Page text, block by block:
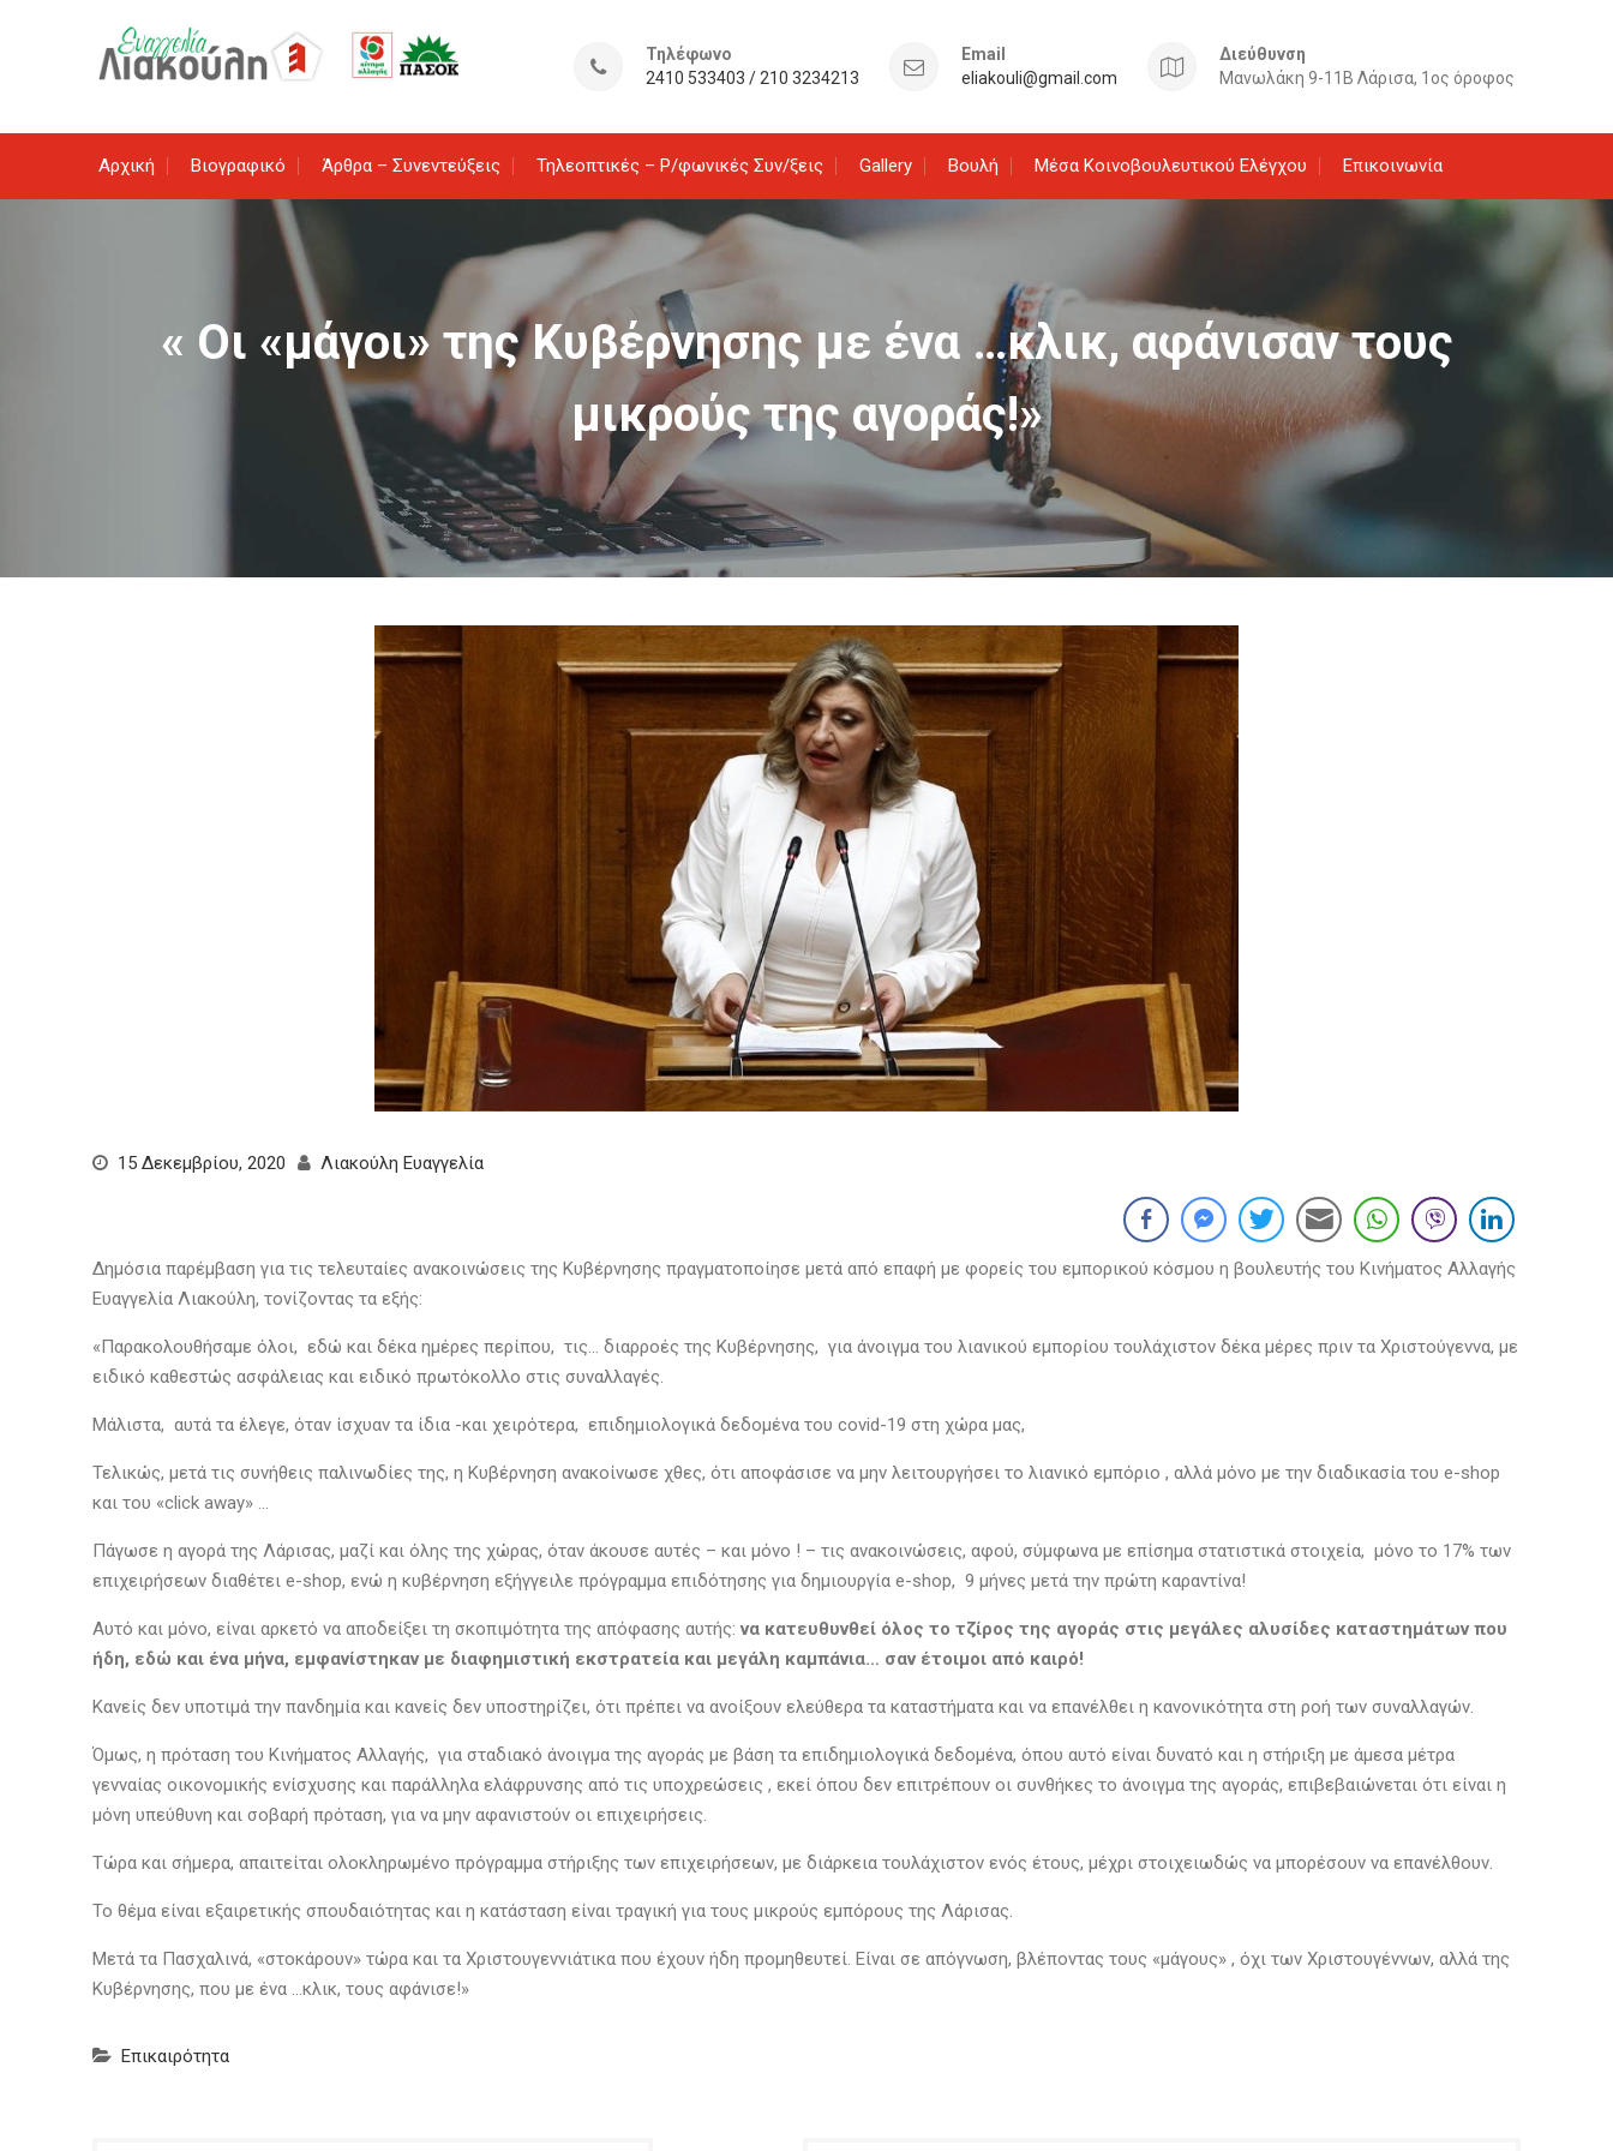
Τηλέφωνο
2410 533403 / 210 3234213
Email
eliakouli@gmail.com
Διεύθυνση
Μανωλάκη 9-11Β Λάρισα, 1ος όροφος
Αρχική Βιογραφικό Άρθρα – Συνεντεύξεις Τηλεοπτικές – Ρ/φωνικές Συν/ξεις Gallery Βουλή Μέσα Κοινοβουλευτικού Ελέγχου Επικοινωνία
« Οι «μάγοι» της Κυβέρνησης με ένα …κλικ, αφάνισαν τους
μικρούς της αγοράς!»
15 Δεκεμβρίου, 2020 Λιακούλη Ευαγγελία
Δημόσια παρέμβαση για τις τελευταίες ανακοινώσεις της Κυβέρνησης πραγματοποίησε μετά από επαφή με φορείς του εμπορικού κόσμου η βουλευτής του Κινήματος Αλλαγής
Ευαγγελία Λιακούλη, τονίζοντας τα εξής:
«Παρακολουθήσαμε όλοι, εδώ και δέκα ημέρες περίπου, τις… διαρροές της Κυβέρνησης, για άνοιγμα του λιανικού εμπορίου τουλάχιστον δέκα μέρες πριν τα Χριστούγεννα, με
ειδικό καθεστώς ασφάλειας και ειδικό πρωτόκολλο στις συναλλαγές.
Μάλιστα, αυτά τα έλεγε, όταν ίσχυαν τα ίδια -και χειρότερα, επιδημιολογικά δεδομένα του covid-19 στη χώρα μας,
Τελικώς, μετά τις συνήθεις παλινωδίες της, η Κυβέρνηση ανακοίνωσε χθες, ότι αποφάσισε να μην λειτουργήσει το λιανικό εμπόριο , αλλά μόνο με την διαδικασία του e-shop
και του «click away» …
Πάγωσε η αγορά της Λάρισας, μαζί και όλης της χώρας, όταν άκουσε αυτές – και μόνο ! – τις ανακοινώσεις, αφού, σύμφωνα με επίσημα στατιστικά στοιχεία, μόνο το 17% των
επιχειρήσεων διαθέτει e-shop, ενώ η κυβέρνηση εξήγγειλε πρόγραμμα επιδότησης για δημιουργία e-shop, 9 μήνες μετά την πρώτη καραντίνα!
Αυτό και μόνο, είναι αρκετό να αποδείξει τη σκοπιμότητα της απόφασης αυτής:να κατευθυνθεί όλος το τζίρος της αγοράς στις μεγάλες αλυσίδες καταστημάτων που
ήδη, εδώ και ένα μήνα, εμφανίστηκαν με διαφημιστική εκστρατεία και μεγάλη καμπάνια… σαν έτοιμοι από καιρό!
Κανείς δεν υποτιμά την πανδημία και κανείς δεν υποστηρίζει, ότι πρέπει να ανοίξουν ελεύθερα τα καταστήματα και να επανέλθει η κανονικότητα στη ροή των συναλλαγών.
Όμως, η πρόταση του Κινήματος Αλλαγής, για σταδιακό άνοιγμα της αγοράς με βάση τα επιδημιολογικά δεδομένα, όπου αυτό είναι δυνατό και η στήριξη με άμεσα μέτρα
γενναίας οικονομικής ενίσχυσης και παράλληλα ελάφρυνσης από τις υποχρεώσεις , εκεί όπου δεν επιτρέπουν οι συνθήκες το άνοιγμα της αγοράς, επιβεβαιώνεται ότι είναι η
μόνη υπεύθυνη και σοβαρή πρόταση, για να μην αφανιστούν οι επιχειρήσεις.
Τώρα και σήμερα, απαιτείται ολοκληρωμένο πρόγραμμα στήριξης των επιχειρήσεων, με διάρκεια τουλάχιστον ενός έτους, μέχρι στοιχειωδώς να μπορέσουν να επανέλθουν.
Το θέμα είναι εξαιρετικής σπουδαιότητας και η κατάσταση είναι τραγική για τους μικρούς εμπόρους της Λάρισας.
Μετά τα Πασχαλινά, «στοκάρουν» τώρα και τα Χριστουγεννιάτικα που έχουν ήδη προμηθευτεί. Είναι σε απόγνωση, βλέποντας τους «μάγους» , όχι των Χριστουγέννων, αλλά της
Κυβέρνησης, που με ένα …κλικ, τους αφάνισε!»
Επικαιρότητα